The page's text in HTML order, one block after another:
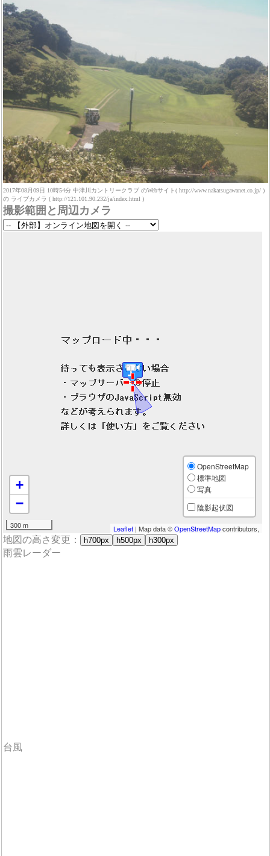
2017年08月09日 10時54分 中津川カントリークラブ のWebサイト( http://www.nakatsugawanet.co.jp/ )
の ライブカメラ ( http://121.101.90.232/ja/index.html )
撮影範囲と周辺カメラ
+
−
300 m
OpenStreetMap
標準地図
写真
陰影起伏図
Leaflet | Map data ©OpenStreetMapcontributors,
地図の高さ変更： h700px h500px h300px
雨雲レーダー
台風